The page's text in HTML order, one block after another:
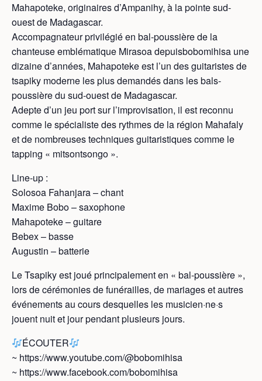
Mahapoteke, originaires d’Ampanihy, à la pointe sud-
ouest de Madagascar.
Accompagnateur privilégié en bal-poussière de la
chanteuse emblématique Mirasoa depuisbobomihisa une
dizaine d’années, Mahapoteke est l’un des guitaristes de
tsapiky moderne les plus demandés dans les bals-
poussière du sud-ouest de Madagascar.
Adepte d’un jeu port sur l’improvisation, il est reconnu
comme le spécialiste des rythmes de la région Mahafaly
et de nombreuses techniques guitaristiques comme le
tapping « mitsontsongo ».
Line-up :
Solosoa Fahanjara – chant
Maxime Bobo – saxophone
Mahapoteke – guitare
Bebex – basse
Augustin – batterie
Le Tsapiky est joué principalement en « bal-poussière »,
lors de cérémonies de funérailles, de mariages et autres
événements au cours desquelles les musicien·ne·s
jouent nuit et jour pendant plusieurs jours.
ÉCOUTER
~ https://www.youtube.com/@bobomihisa
~ https://www.facebook.com/bobomihisa